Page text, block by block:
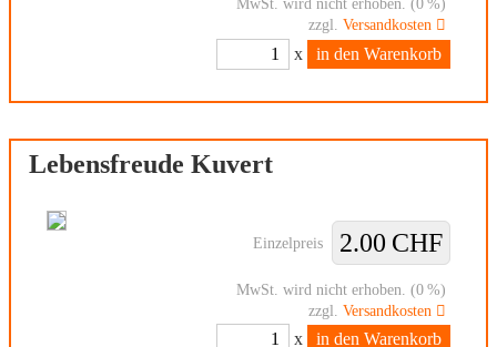
MwSt. wird nicht erhoben. (0 %)
zzgl.Versandkosten
x in den Warenkorb
Lebensfreude Kuvert
Einzelpreis 2.00 CHF
MwSt. wird nicht erhoben. (0 %)
zzgl.Versandkosten
x in den Warenkorb